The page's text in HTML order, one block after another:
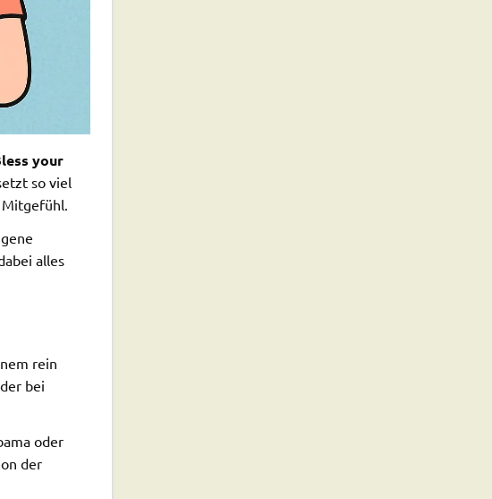
your
so viel
alles
rein
bei
oder
der